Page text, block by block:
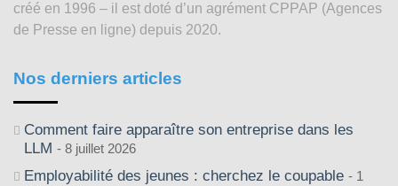
créé en 1996 – il est doté d’un agrément CPPAP (Agences
de Presse en ligne) depuis 2020.
Nos derniers articles
Comment faire apparaître son entreprise dans les
LLM
8 juillet 2026
Employabilité des jeunes : cherchez le coupable
1